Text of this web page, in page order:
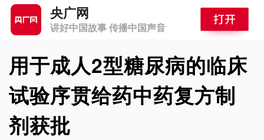
央广网
讲好中国故事 传播中国声音
用于成人2型糖尿病的临床
试验序贯给药中药复方制
剂获批